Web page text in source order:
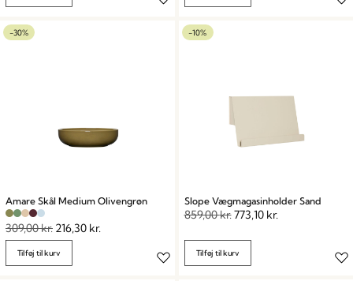
-30%
Amare Skål Medium Olivengrøn
309,00kr. 216,30 kr.
Tilføj til kurv
-10%
Slope Vægmagasinholder Sand
859,00kr.773,10 kr.
Tilføj til kurv